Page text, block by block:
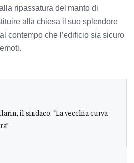
ripassatura del manto di
alla chiesa il suo splendore
contempo che l’edificio sia sicuro
il sindaco: “La vecchia curva